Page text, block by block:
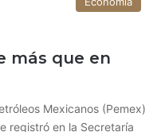
más que en
Mexicanos (Pemex)
registró en la Secretaría